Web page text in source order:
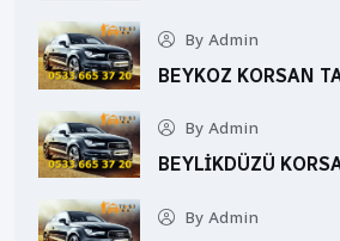
By Admin
BEYKOZ KORSAN
By Admin
BEYLIKDÜZÜ
By Admin